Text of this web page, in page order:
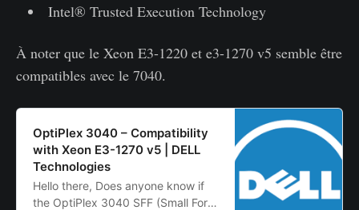
Intel® Trusted Execution Technology
À noter que le Xeon E3-1220 et e3-1270 v5 semble être
compatibles avec le 7040.
OptiPlex 3040 – Compatibility
with Xeon E3-1270 v5 | DELL
Technologies
Hello there, Does anyone know if
the OptiPlex 3040 SFF (Small Form